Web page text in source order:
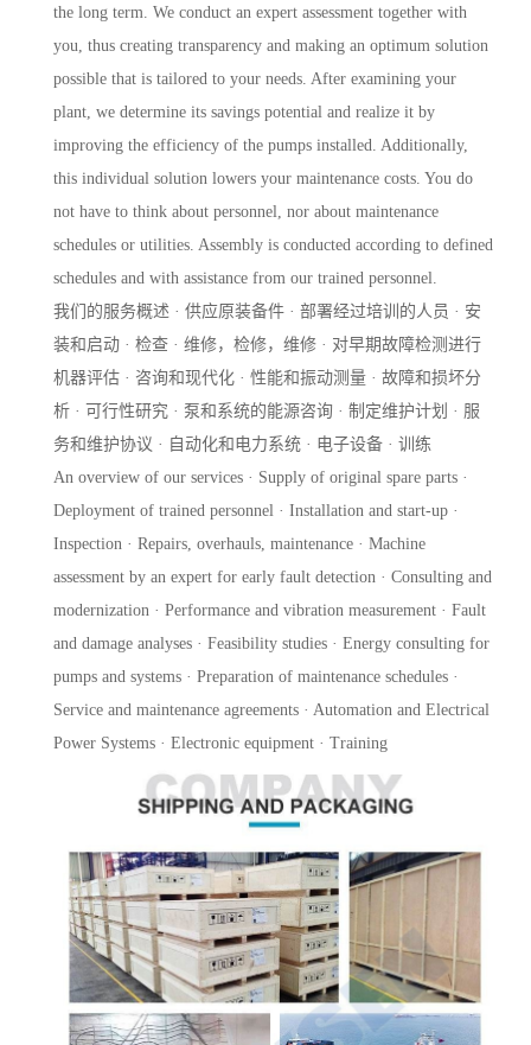
the long term. We conduct an expert assessment together with
you, thus creating transparency and making an optimum solution
possible that is tailored to your needs. After examining your
plant, we determine its savings potential and realize it by
improving the efficiency of the pumps installed. Additionally,
this individual solution lowers your maintenance costs. You do
not have to think about personnel, nor about maintenance
schedules or utilities. Assembly is conducted according to defined
schedules and with assistance from our trained personnel.
我们的服务概述 · 供应原装备件 · 部署经过培训的人员 · 安
装和启动 · 检查 · 维修，检修，维修 · 对早期故障检测进行
机器评估 · 咨询和现代化 · 性能和振动测量 · 故障和损坏分
析 · 可行性研究 · 泵和系统的能源咨询 · 制定维护计划 · 服
务和维护协议 · 自动化和电力系统 · 电子设备 · 训练
An overview of our services · Supply of original spare parts ·
Deployment of trained personnel · Installation and start-up ·
Inspection · Repairs, overhauls, maintenance · Machine
assessment by an expert for early fault detection · Consulting and
modernization · Performance and vibration measurement · Fault
and damage analyses · Feasibility studies · Energy consulting for
pumps and systems · Preparation of maintenance schedules ·
Service and maintenance agreements · Automation and Electrical
Power Systems · Electronic equipment · Training